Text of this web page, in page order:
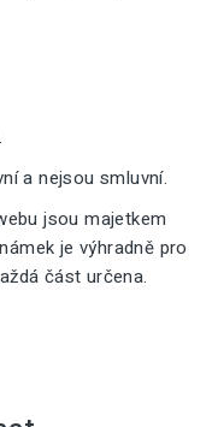
a nejsou smluvní.
jsou majetkem
je výhradně pro
část určena.